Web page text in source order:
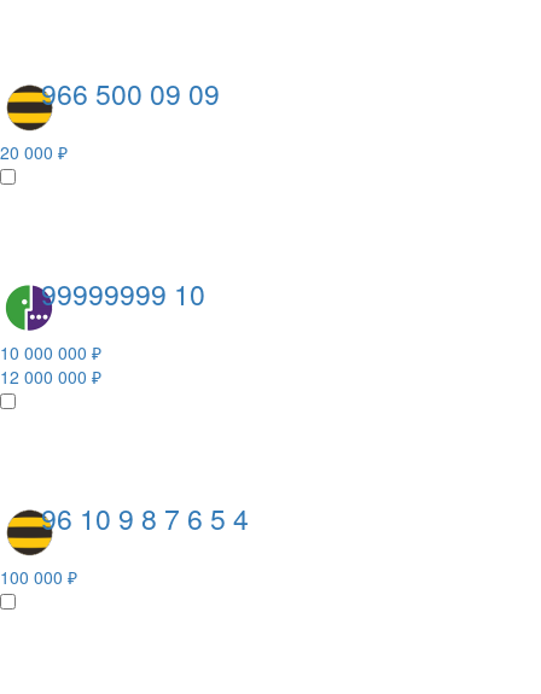
966 500 09 09
20 000 ₽
99999999 10
10 000 000 ₽
12 000 000 ₽
96 10 9 8 7 6 5 4
100 000 ₽